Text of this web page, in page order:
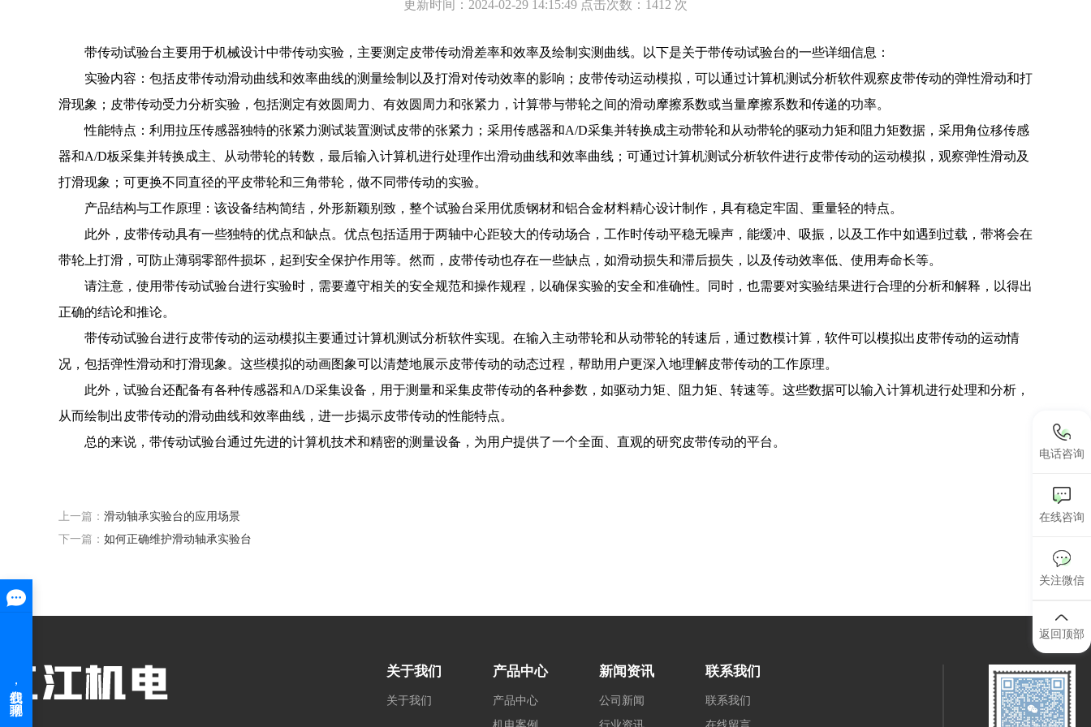
更新时间：2024-02-29 14:15:49 点击次数：1412 次
带传动试验台主要用于机械设计中带传动实验，主要测定皮带传动滑差率和效率及绘制实测曲线。以下是关于带传动试验台的一些详细信息：
实验内容：包括皮带传动滑动曲线和效率曲线的测量绘制以及打滑对传动效率的影响；皮带传动运动模拟，可以通过计算机测试分析软件观察皮带传动的弹性滑动和打
滑现象；皮带传动受力分析实验，包括测定有效圆周力、有效圆周力和张紧力，计算带与带轮之间的滑动摩擦系数或当量摩擦系数和传递的功率。
性能特点：利用拉压传感器独特的张紧力测试装置测试皮带的张紧力；采用传感器和A/D采集并转换成主动带轮和从动带轮的驱动力矩和阻力矩数据，采用角位移传感
器和A/D板采集并转换成主、从动带轮的转数，最后输入计算机进行处理作出滑动曲线和效率曲线；可通过计算机测试分析软件进行皮带传动的运动模拟，观察弹性滑动及
打滑现象；可更换不同直径的平皮带轮和三角带轮，做不同带传动的实验。
产品结构与工作原理：该设备结构简结，外形新颖别致，整个试验台采用优质钢材和铝合金材料精心设计制作，具有稳定牢固、重量轻的特点。
此外，皮带传动具有一些独特的优点和缺点。优点包括适用于两轴中心距较大的传动场合，工作时传动平稳无噪声，能缓冲、吸振，以及工作中如遇到过载，带将会在
带轮上打滑，可防止薄弱零部件损坏，起到安全保护作用等。然而，皮带传动也存在一些缺点，如滑动损失和滞后损失，以及传动效率低、使用寿命长等。
请注意，使用带传动试验台进行实验时，需要遵守相关的安全规范和操作规程，以确保实验的安全和准确性。同时，也需要对实验结果进行合理的分析和解释，以得出
正确的结论和推论。
带传动试验台进行皮带传动的运动模拟主要通过计算机测试分析软件实现。在输入主动带轮和从动带轮的转速后，通过数模计算，软件可以模拟出皮带传动的运动情
况，包括弹性滑动和打滑现象。这些模拟的动画图象可以清楚地展示皮带传动的动态过程，帮助用户更深入地理解皮带传动的工作原理。
此外，试验台还配备有各种传感器和A/D采集设备，用于测量和采集皮带传动的各种参数，如驱动力矩、阻力矩、转速等。这些数据可以输入计算机进行处理和分析，
从而绘制出皮带传动的滑动曲线和效率曲线，进一步揭示皮带传动的性能特点。
总的来说，带传动试验台通过先进的计算机技术和精密的测量设备，为用户提供了一个全面、直观的研究皮带传动的平台。
上一篇： 滑动轴承实验台的应用场景
下一篇： 如何正确维护滑动轴承实验台
关于我们
关于我们
产品中心
产品中心
新闻资讯
公司新闻
联系我们
联系我们
电话咨询
在线咨询
关注微信
返回顶部